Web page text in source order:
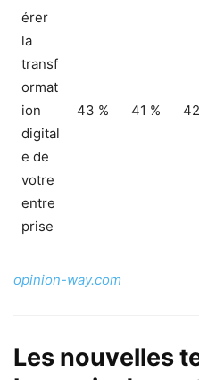
érer
la
transf
ormat
ion
digital
e de
votre
entre
prise
43 % 41 %
opinion-way.com
Les nouvelles